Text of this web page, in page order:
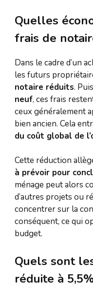
Quelles
frais de
Dans le cadre d’un
les futurs
notaire réduits.
neuf, ces frais
ceux généralement
bien ancien. Cela
du coût global de
Cette réduction
à prévoir pour
ménage peut alors
d’autres projets ou
concentrer sur la
conséquent, ce qui
budget.
Quels sont
réduite à